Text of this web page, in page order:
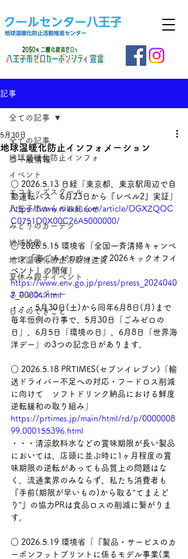
記事
全ての記事
地球温暖化防止インフォ
イベント
エコキッズスクール
八王子市からのお知らせ
みどりのカーテン
地域協働
地球温暖化防止活動推進員
夏休み親子イベント
エコレンジャー
日々のできごと
全ての記事
地球温暖化防止インフォメーション
5月30日
□ 一般情報
○ 2026.5.13 日経「東京都、東京駅周辺で自
動運転バス　6月23日から『レベル2』実証」
https://www.nikkei.com/article/DGXZQOC
C0751D0X00C26A5000000/
○ 2026.5.15 環境省「全国一斉清掃キャンペ
ーン『海ごみゼロウィーク2026キックオフイ
ベント』の開催」
https://www.env.go.jp/press/press_2024040
2_00004.html
・・・5月30日(土)から同年6月8日(月)まで
毎年恒例の行事で、5月30日「ごみゼロの
日」、6月5日「環境の日」、6月8日「世界海
洋デー」の3つの記念日があります。
○ 2026.5.18 PRTIMES(セブンイレブン)「輸
送ドライバー不足への対応・フードロス削減
に向けて　ソフトドリンク納品における鮮度
逆転緩和の取り組み」
https://prtimes.jp/main/html/rd/p/0000008
99.000155396.html
・・・清涼飲料水などの賞味期限が長い製品
においては、店頭に並ぶ時に1ヶ月程度の賞
味期限の逆転があっても品質上の問題はな
く、流通業界のみならず、私たち消費者も
『手前(期限が早いもの)から取る“てまえど
り”』の協力PRは食品ロスの削減に繋がりま
す。
○ 2026.5.19 環境省「『製品・サービスのカ
ーボンフットプリントに係るモデル事業(業